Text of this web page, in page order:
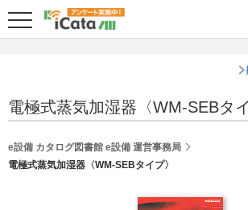
電極式蒸気加湿器〈WM-SEBタイ
e設備 カタログ図書館 e設備 運営事務局
電極式蒸気加湿器〈WM-SEBタイプ〉